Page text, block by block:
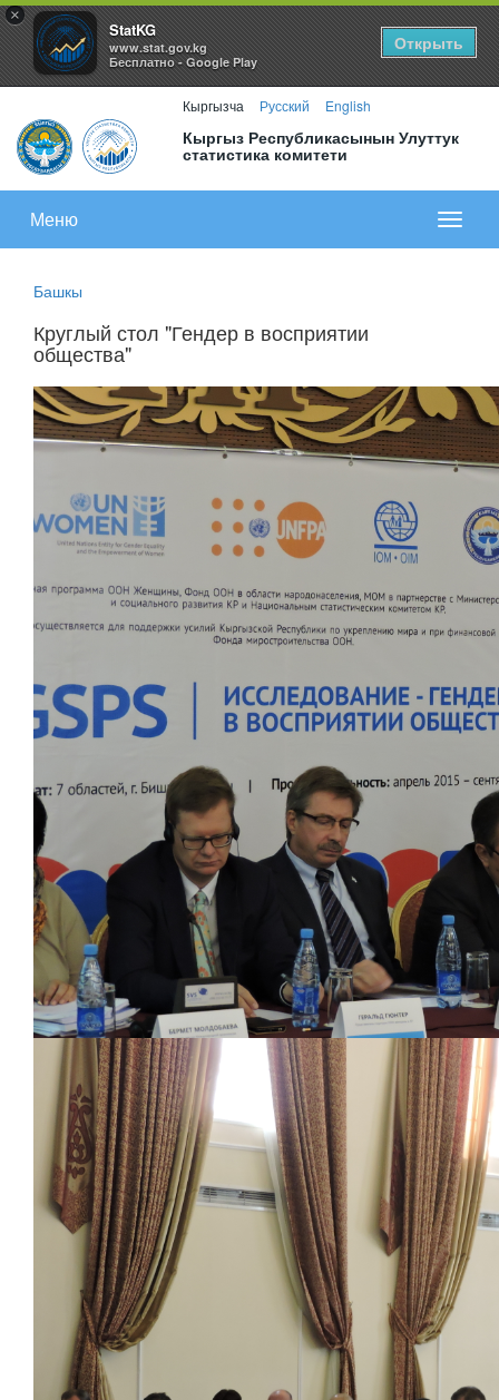
×
StatKG
www.stat.gov.kg
Бесплатно - Google Play
Открыть
Кыргызча Русский English
Кыргыз Республикасынын Улуттук
статистика комитети
меню
Меню
Башкы
Круглый стол "Гендер в восприятии
общества"